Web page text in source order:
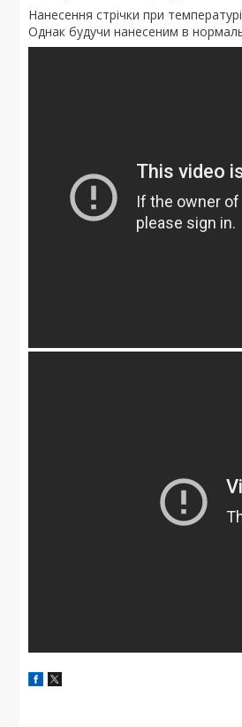
Нанесення стрічки при
Однак будучи нанесеним в